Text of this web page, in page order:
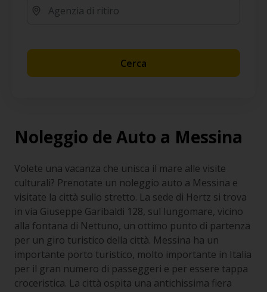
Cerca
Noleggio de Auto a Messina
Volete una vacanza che unisca il mare alle visite
culturali? Prenotate un noleggio auto a Messina e
visitate la città sullo stretto. La sede di Hertz si trova
in via Giuseppe Garibaldi 128, sul lungomare, vicino
alla fontana di Nettuno, un ottimo punto di partenza
per un giro turistico della città. Messina ha un
importante porto turistico, molto importante in Italia
per il gran numero di passeggeri e per essere tappa
croceristica. La città ospita una antichissima fiera